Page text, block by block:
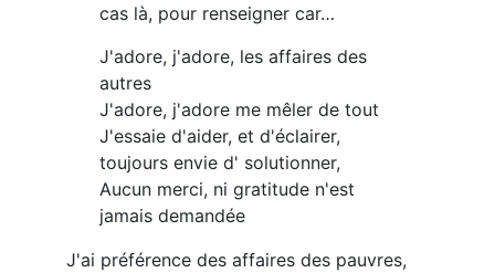
cas là, pour renseigner car…
J'adore, j'adore, les affaires des
autres
J'adore, j'adore me mêler de tout
J'essaie d'aider, et d'éclairer,
toujours envie d' solutionner,
Aucun merci, ni gratitude n'est
jamais demandée
J'ai préférence des affaires des pauvres,